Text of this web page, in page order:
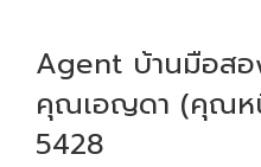
Agent บ้านมือสอ
คุณเอญดา (คุณห
5428